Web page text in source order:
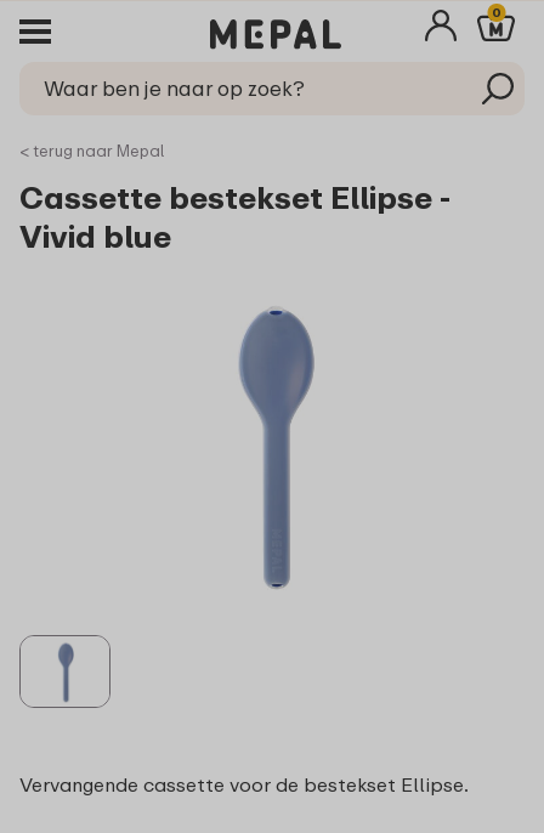
0
< terug naar Mepal
Cassette bestekset Ellipse -
Vivid blue
Vervangende cassette voor de bestekset Ellipse.